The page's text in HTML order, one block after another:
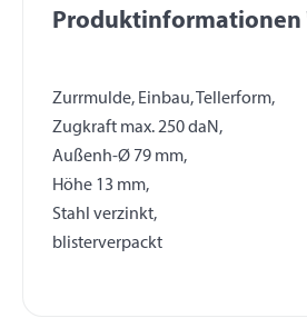
Produktinformationen
Zurrmulde, Einbau, Tellerform,
Zugkraft max. 250 daN,
Außenh-Ø 79 mm,
Höhe 13 mm,
Stahl verzinkt,
blisterverpackt